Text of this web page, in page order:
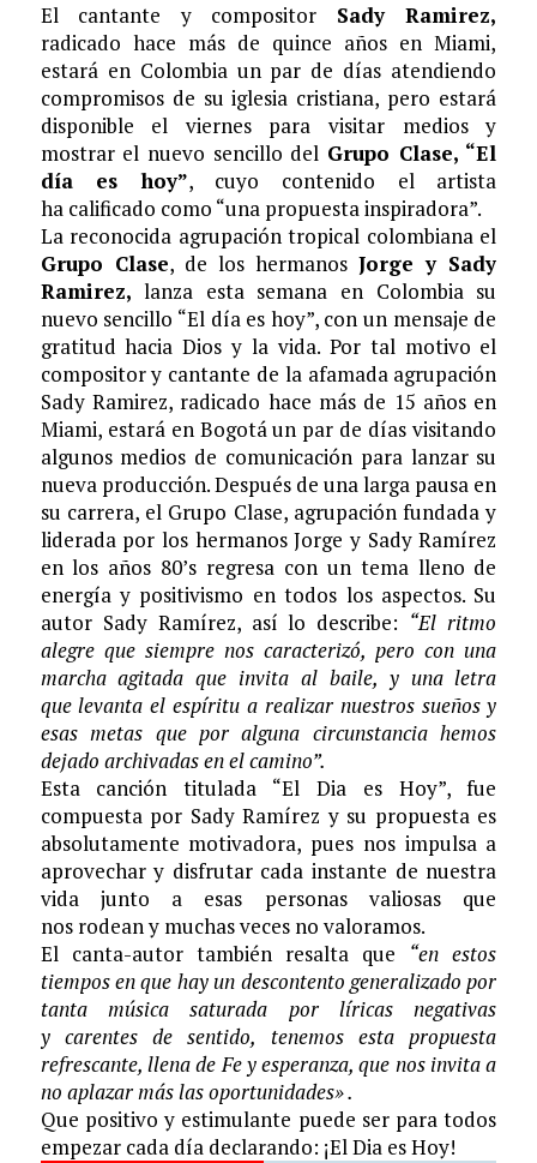
El cantante y compositor Sady Ramirez,
radicado hace más de quince años en Miami,
estará en Colombia un par de días atendiendo
compromisos de su iglesia cristiana, pero estará
disponible el viernes para visitar medios y
mostrar el nuevo sencillo del Grupo Clase, “El
día es hoy”, cuyo contenido el artista
ha calificado como “una propuesta inspiradora”.
La reconocida agrupación tropical colombiana el
Grupo Clase, de los hermanosJorge y Sady
Ramirez, lanza esta semana en Colombia su
nuevo sencillo “El día es hoy”, con un mensaje de
gratitud hacia Dios y la vida. Por tal motivo el
compositor y cantante de la afamada agrupación
Sady Ramirez, radicado hace más de 15 años en
Miami, estará en Bogotá un par de días visitando
algunos medios de comunicación para lanzar su
nueva producción. Después de una larga pausa en
su carrera, el Grupo Clase, agrupación fundada y
liderada por los hermanos Jorge y Sady Ramírez
en los años 80’s regresa con un tema lleno de
energía y positivismo en todos los aspectos. Su
autor Sady Ramírez, así lo describe: “El ritmo
alegre que siempre nos caracterizó, pero con una
marcha agitada que invita al baile, y una letra
que levanta el espíritu a realizar nuestros sueños y
esas metas que por alguna circunstancia hemos
dejado archivadas en el camino”.
Esta canción titulada “El Dia es Hoy”, fue
compuesta por Sady Ramírez y su propuesta es
absolutamente motivadora, pues nos impulsa a
aprovechar y disfrutar cada instante de nuestra
vida junto a esas personas valiosas que
nos rodean y muchas veces no valoramos.
El canta-autor también resalta que “en estos
tiempos en que hay un descontento generalizado por
tanta música saturada por líricas negativas
y carentes de sentido, tenemos esta propuesta
refrescante, llena de Fe y esperanza, que nos invita a
no aplazar más las oportunidades» .
Que positivo y estimulante puede ser para todos
empezar cada día declarando: ¡El Dia es Hoy!